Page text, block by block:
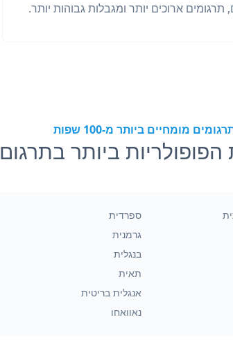
תרגומים ארוכים יותר ומגבלות גבוהות יותר.
מומחיים ביותר מ-100 שפות
ביותר בתרגום
ספרדית
גרמנית
בנגלית
תאית
אנגלית בריטית
נאוואחו